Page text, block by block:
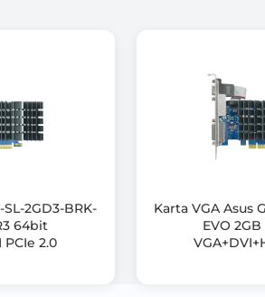
w trybie cyfrowym
SL-2GD3-BRK-
64bit
PCIe 2.0
Karta VGA Asus
EVO